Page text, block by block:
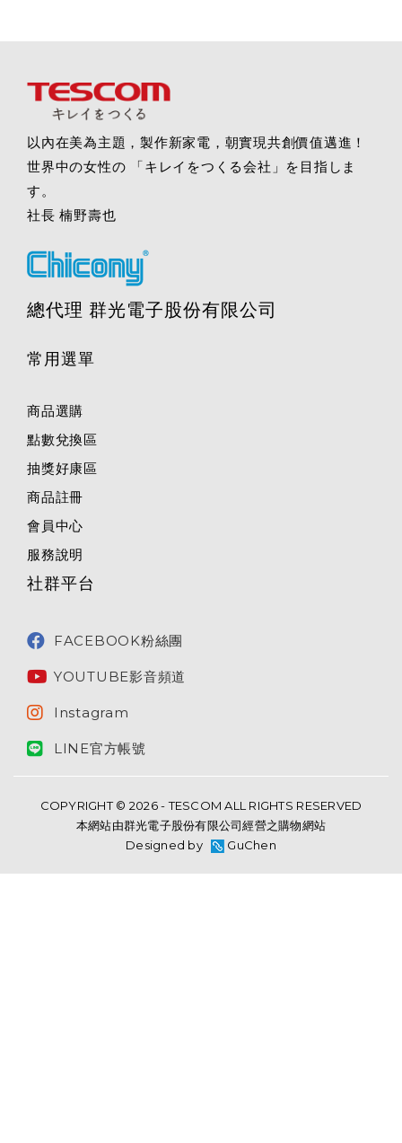
以內在美為主題，製作新家電，朝實現共創價值邁進！
世界中の女性の 「キレイをつくる会社」を目指しま
す。
社長 楠野壽也
總代理 群光電子股份有限公司
常用選單
商品選購
點數兌換區
抽獎好康區
商品註冊
會員中心
服務說明
社群平台
FACEBOOK粉絲團
YOUTUBE影音頻道
Instagram
LINE官方帳號
COPYRIGHT © 2026 - TESCOM ALL RIGHTS RESERVED
本網站由群光電子股份有限公司經營之購物網站
Designed by
GuChen